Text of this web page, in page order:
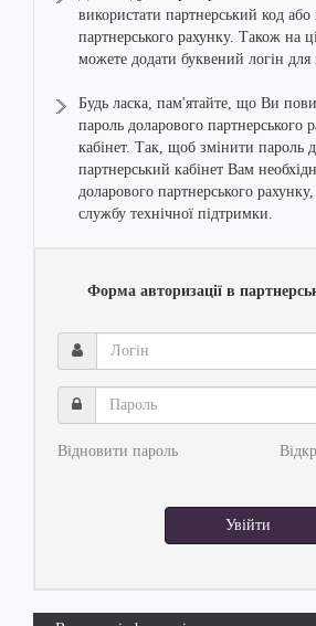
використати партнерський код
партнерського рахунку. Також на
можете додати буквений логін для
Будь ласка, пам'ятайте, що Ви
пароль доларового партнерського
кабінет. Так, щоб змінити пароль
партнерський кабінет Вам
доларового партнерського
службу технічної підтримки.
Форма авторизації в
Логін
Пароль
Відновити пароль
Увійти